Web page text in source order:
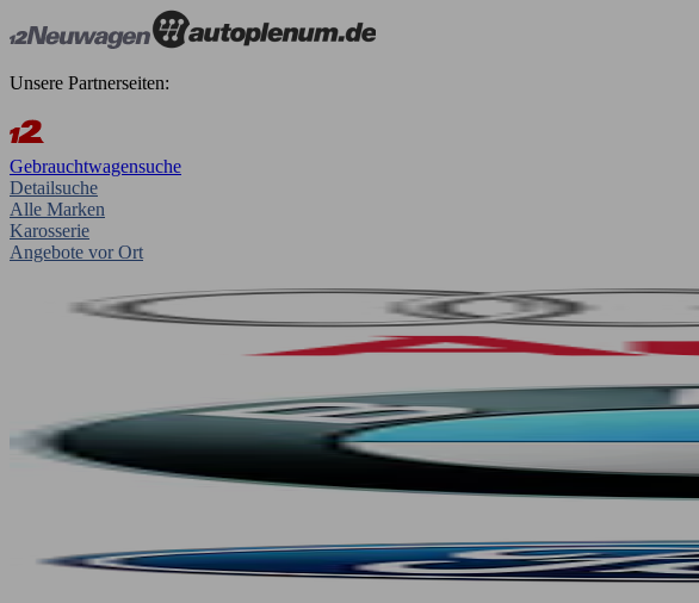
Unsere Partnerseiten:
Gebrauchtwagensuche
Detailsuche
Alle Marken
Karosserie
Angebote vor Ort